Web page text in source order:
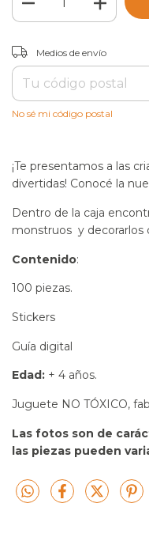
Entregas para el CP:
Medios de envío
No sé mi código postal
¡Te presentamos a las
divertidas! Conocé la
Dentro de la caja
monstruos  y decorarlos
Contenido:
100 piezas.
Stickers
Guía digital
Edad: + 4 años.
Juguete NO TÓXICO,
Las fotos son de
las piezas pueden